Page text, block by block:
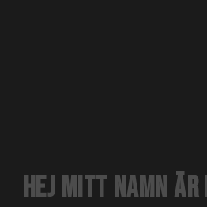
Hej mitt namn